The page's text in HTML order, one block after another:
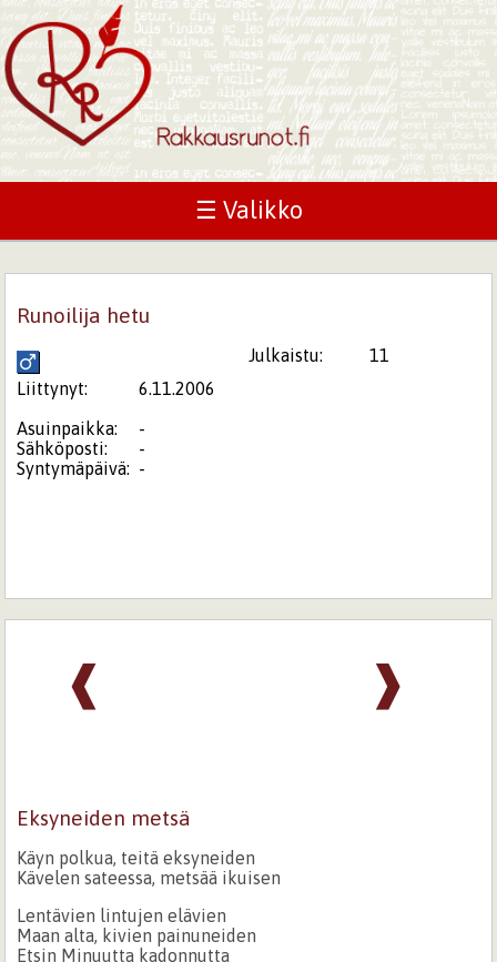
☰ Valikko
Runoilija hetu
Julkaistu:
11
Liittynyt:
6.11.2006
Asuinpaikka:
-
Sähköposti:
-
Syntymäpäivä: -
❱
❰
Eksyneiden metsä
Käyn polkua, teitä eksyneiden
Kävelen sateessa, metsää ikuisen
Lentävien lintujen elävien
Maan alta, kivien painuneiden
Etsin Minuutta kadonnutta